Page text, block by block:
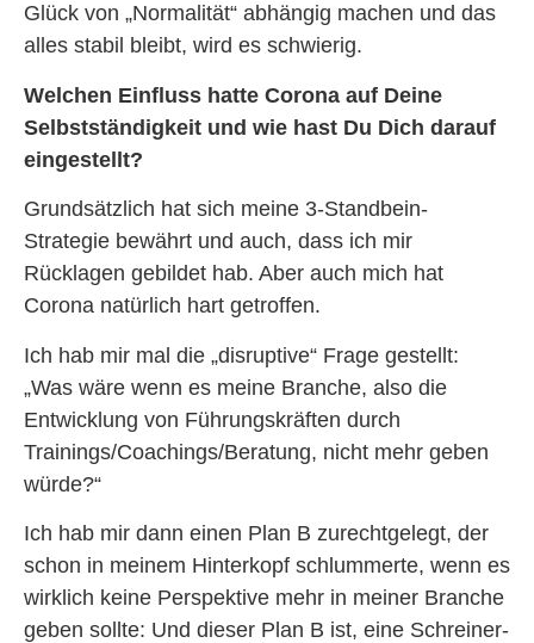
Glück von „Normalität“ abhängig machen und das
alles stabil bleibt, wird es schwierig.
Welchen Einfluss hatte Corona auf Deine
Selbstständigkeit und wie hast Du Dich darauf
eingestellt?
Grundsätzlich hat sich meine 3-Standbein-
Strategie bewährt und auch, dass ich mir
Rücklagen gebildet hab. Aber auch mich hat
Corona natürlich hart getroffen.
Ich hab mir mal die „disruptive“ Frage gestellt:
„Was wäre wenn es meine Branche, also die
Entwicklung von Führungskräften durch
Trainings/Coachings/Beratung, nicht mehr geben
würde?“
Ich hab mir dann einen Plan B zurechtgelegt, der
schon in meinem Hinterkopf schlummerte, wenn es
wirklich keine Perspektive mehr in meiner Branche
geben sollte: Und dieser Plan B ist, eine Schreiner-